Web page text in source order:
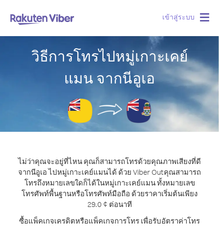
เข้าสู่ระบบ
วิธีการโทรไปหมู่เกาะเคย์
แมน จากนีอูเอ
ไม่ว่าคุณจะอยู่ที่ไหน คุณก็สามารถโทรด้วยคุณภาพเสียงที่ดี
จากนีอูเอ ไปหมู่เกาะเคย์แมนได้ ด้วย Viber Outคุณสามารถ
โทรถึงหมายเลขใดก็ได้ในหมู่เกาะเคย์แมน ทั้งหมายเลข
โทรศัพท์พื้นฐานหรือโทรศัพท์มือถือ ด้วยราคาเริ่มต้นเพียง
29.0 ¢ ต่อนาที
ซื้อแพ็คเกจเครดิตหรือแพ็คเกจการโทร เพื่อรับอัตราค่าโทร